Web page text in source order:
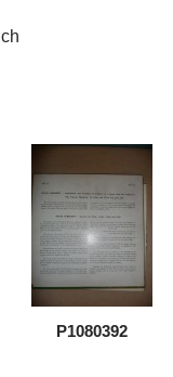
P1080392